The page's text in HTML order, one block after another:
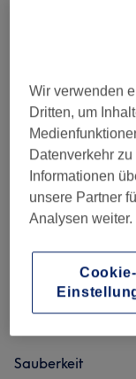
4,4
Sauberkeit
Wir verwenden
Dritten, um
Datenverkehr
Informationen
unsere Partner
Analysen weiter.
Cookie-